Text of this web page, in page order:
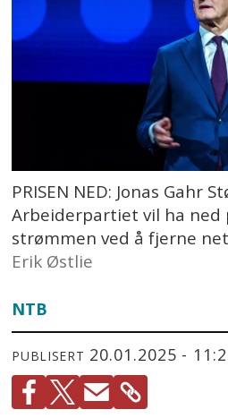
PRISEN NED: Jonas Gahr
Arbeiderpartiet vil ha ned
strømmen ved å fjerne
Erik Østlie
NTB
PUBLISERT 20.01.2025 -